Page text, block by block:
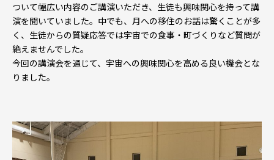
ついて幅広い内容のご講演いただき、生徒も興味関心を持って講
演を聞いていました。中でも、月への移住のお話は驚くことが多
く、生徒からの質疑応答では宇宙での食事・町づくりなど質問が
絶えませんでした。
今回の講演会を通じて、宇宙への興味関心を高める良い機会とな
りました。